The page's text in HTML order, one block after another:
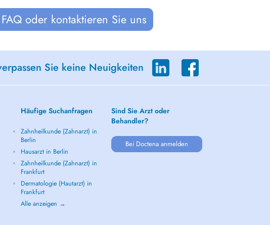
oder kontaktieren Sie uns
Sie keine Neuigkeiten
Häufige Suchanfragen
Zahnheilkunde (Zahnarzt) in
Berlin
Hausarzt in Berlin
Zahnheilkunde (Zahnarzt) in
Frankfurt
Dermatologie (Hautarzt) in
Frankfurt
Alle anzeigen →
Sind Sie Arzt oder
Behandler?
Bei Doctena anmelden